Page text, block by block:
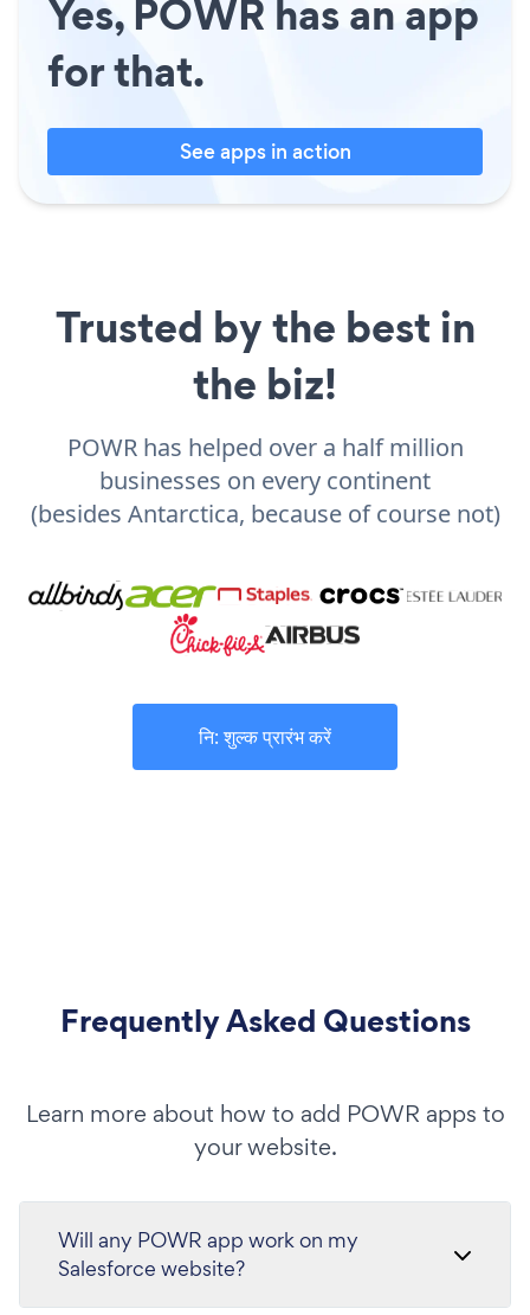
Yes, POWR has an app
for that.
See apps in action
Trusted by the best in
the biz!
POWR has helped over a half million
businesses on every continent
(besides Antarctica, because of course not)
नि: शुल्क प्रारंभ करें
Frequently Asked Questions
Learn more about how to add POWR apps to
your website.
Will any POWR app work on my
Salesforce website?